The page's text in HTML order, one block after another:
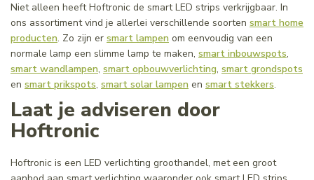
Niet alleen heeft Hoftronic de smart LED strips verkrijgbaar. In
ons assortiment vind je allerlei verschillende soorten smart home
producten. Zo zijn er smart lampen om eenvoudig van een
normale lamp een slimme lamp te maken, smart inbouwspots,
smart wandlampen, smart opbouwverlichting, smart grondspots
en smart prikspots, smart solar lampen en smart stekkers.
Laat je adviseren door
Hoftronic
Hoftronic is een LED verlichting groothandel, met een groot